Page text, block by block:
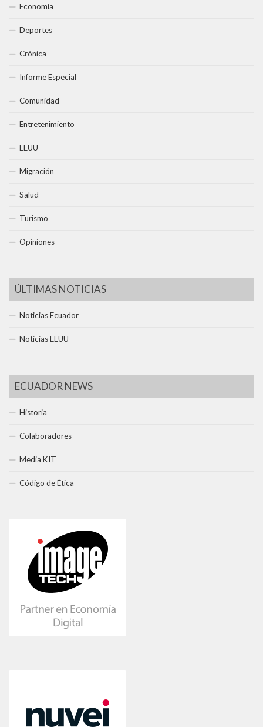
Economía
Deportes
Crónica
Informe Especial
Comunidad
Entretenimiento
EEUU
Migración
Salud
Turismo
Opiniones
ÚLTIMAS NOTICIAS
Noticias Ecuador
Noticias EEUU
ECUADOR NEWS
Historia
Colaboradores
Media KIT
Código de Ética